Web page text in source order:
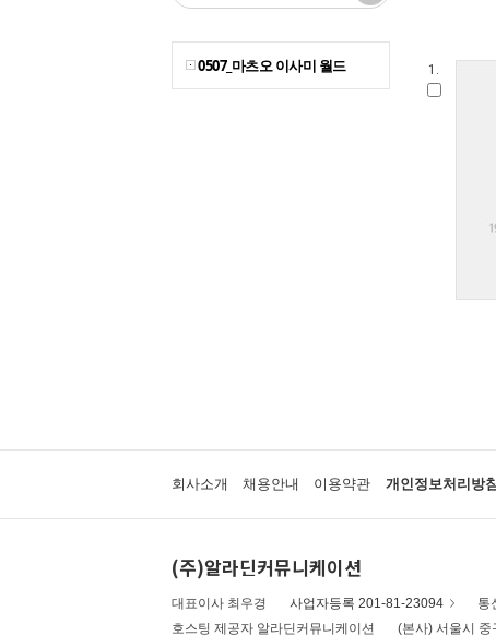
0507_마츠오 이사미 월드 1.
회사소개 채용안내 이용약관 개인정보처리방침
(주)알라딘커뮤니케이션
대표이사 최우경 사업자등록 201-81-23094 통
호스팅 제공자 알라딘커뮤니케이션
(본사) 서울시